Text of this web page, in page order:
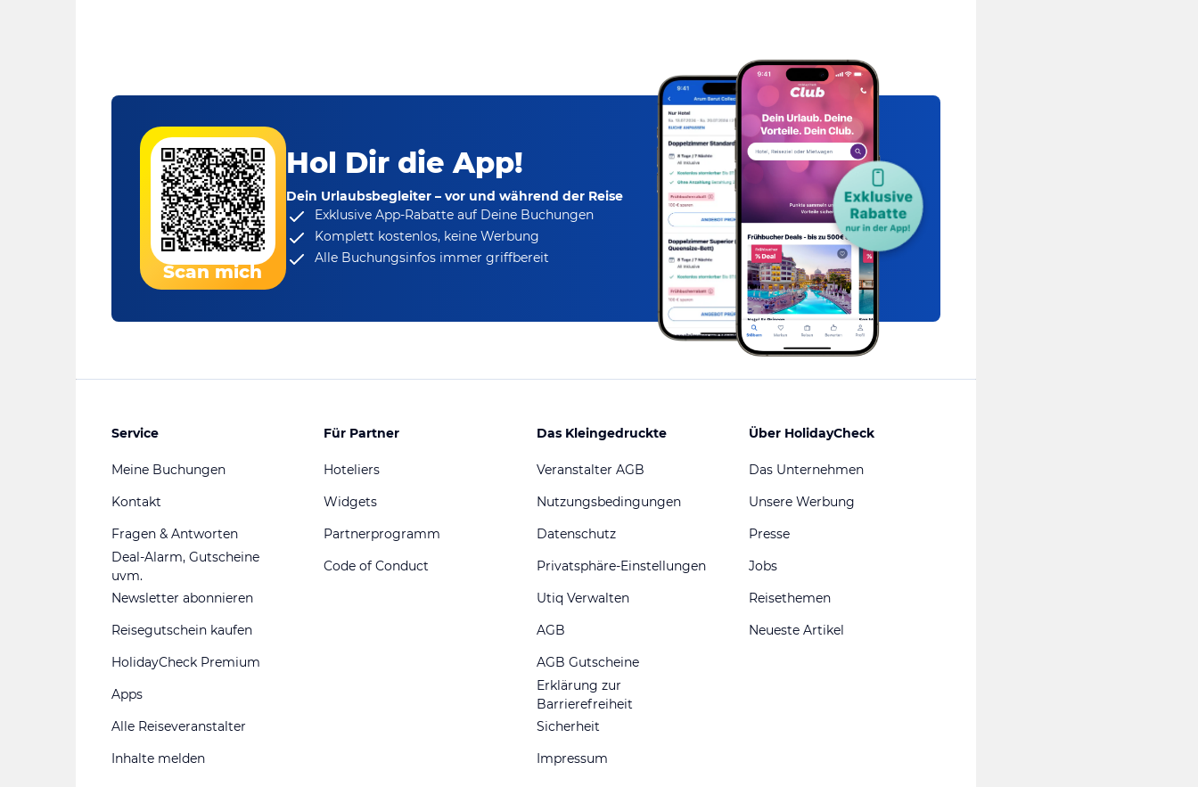
Scan mich
Hol Dir die App!
Dein Urlaubsbegleiter – vor und während der Reise
Exklusive App-Rabatteauf Deine Buchungen
Komplett kostenlos, keine Werbung
Alle Buchungsinfos immer griffbereit
Service
Meine Buchungen
Kontakt
Fragen & Antworten
Deal-Alarm, Gutscheine
uvm.
Newsletter abonnieren
Reisegutschein kaufen
HolidayCheck Premium
Apps
Alle Reiseveranstalter
Inhalte melden
Für Partner
Hoteliers
Widgets
Partnerprogramm
Code of Conduct
Das Kleingedruckte
Veranstalter AGB
Nutzungsbedingungen
Datenschutz
Privatsphäre-Einstellungen
Utiq Verwalten
AGB
AGB Gutscheine
Erklärung zur
Barrierefreiheit
Sicherheit
Impressum
Über HolidayCheck
Das Unternehmen
Unsere Werbung
Presse
Jobs
Reisethemen
Neueste Artikel